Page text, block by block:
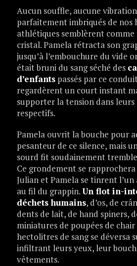
Aucun souffle, aucune
parfaitement imbriqués de nos
athlétiques semblèrent comme
cristal. Pamela rétracta son
jusqu’à l’embouchure du vide
était bruni du sang séché des
d’enfantspassés par ce
regardèrent un court instant
supporter la tension dans leurs
respectifs.
Pamela ouvrit la bouche pour
pesanteur de ce silence, mais
sourd fit soudainement
Ce grondement se
Julian et Pamela se tinrent l’un
au fil du grappin.Un flot in-
déchets humains, d’os, de
dents de lait, de hand spiners,
miniatures de poupées de
hectolitres de sang se déversa
infiltrant leurs yeux, leur
vêtements.